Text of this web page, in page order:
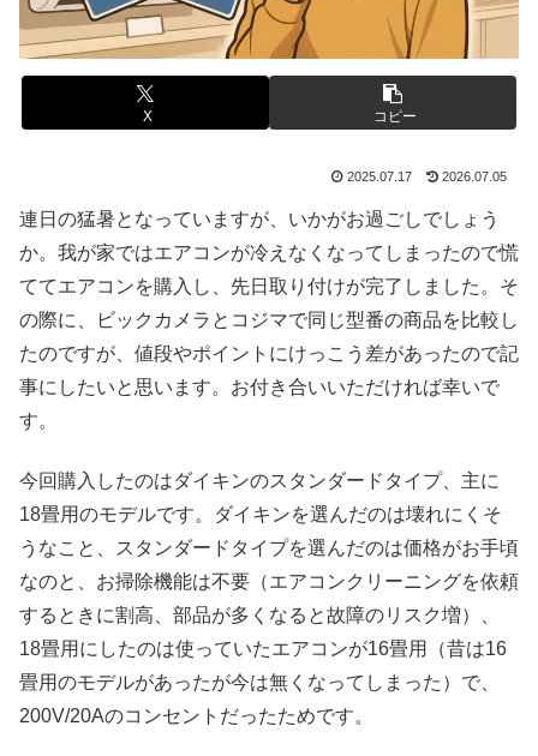
X コピー
2025.07.17 2026.07.05
連日の猛暑となっていますが、いかがお過ごしでしょう
か。我が家ではエアコンが冷えなくなってしまったので慌
ててエアコンを購入し、先日取り付けが完了しました。そ
の際に、ビックカメラとコジマで同じ型番の商品を比較し
たのですが、値段やポイントにけっこう差があったので記
事にしたいと思います。お付き合いいただければ幸いで
す。
今回購入したのはダイキンのスタンダードタイプ、主に
18畳用のモデルです。ダイキンを選んだのは壊れにくそ
うなこと、スタンダードタイプを選んだのは価格がお手頃
なのと、お掃除機能は不要（エアコンクリーニングを依頼
するときに割高、部品が多くなると故障のリスク増）、
18畳用にしたのは使っていたエアコンが16畳用（昔は16
畳用のモデルがあったが今は無くなってしまった）で、
200V/20Aのコンセントだったためです。